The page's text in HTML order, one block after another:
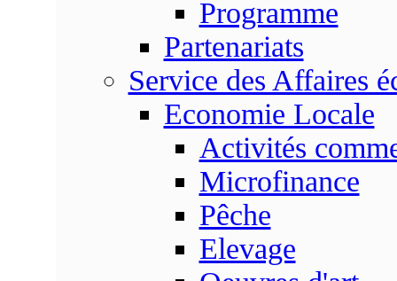
Programme
Partenariats
Service des Affaires
Economie Locale
Activités
Microfinance
Pêche
Elevage